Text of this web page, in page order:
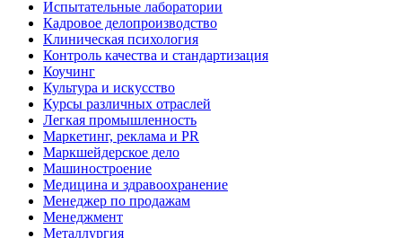
Испытательные лаборатории
Кадровое делопроизводство
Клиническая психология
Контроль качества и стандартизация
Коучинг
Культура и искусство
Курсы различных отраслей
Легкая промышленность
Маркетинг, реклама и PR
Маркшейдерское дело
Машиностроение
Медицина и здравоохранение
Менеджер по продажам
Менеджмент
Металлургия